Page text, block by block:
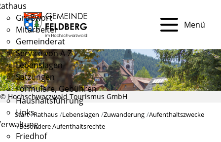
Grußwort
Mitarbeiter
Gemeinderat
Service von A-Z
Lebenslagen
Satzungen
Formulare, Gebühren
Haushaltsführung
Links
Friedhof
Menü
© Hochschwarzwald Tourismus GmbH
Start Rathaus Lebenslagen Zuwanderung Aufenthaltszwecke
Besondere Aufenthaltsrechte